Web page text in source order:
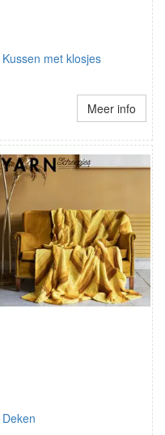
Kussen met klosjes
Meer info
Deken